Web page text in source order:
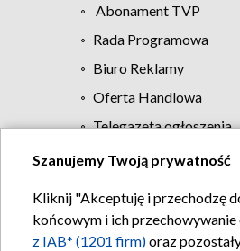
Abonament TVP
Rada Programowa
Biuro Reklamy
Oferta Handlowa
Telegazeta ogłoszenia
Szanujemy Twoją prywatność
Kliknij "Akceptuję i przechodzę
końcowym i ich przechowywanie
z IAB* (1201 firm)oraz